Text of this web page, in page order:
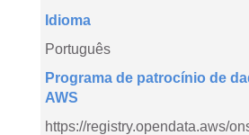
Idioma
Português
Programa de patrocínio de
AWS
https://registry.opendata.aws/